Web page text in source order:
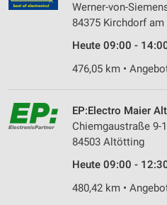
Werner-von-
84375 Kirchdorf am
Heute 09:00 -
476,05 km •
EP:Electro Maier
Chiemgaustraße 9-
84503 Altötting
Heute 09:00 -
480,42 km •
Verwendung von Profilen zur
personalisierter Werbung
Erstellung von Profilen zur
von Inhalten
personalisierter Inhalte
Messung der Werbeleistung
Messung der Performance von
Analyse von Zielgruppen